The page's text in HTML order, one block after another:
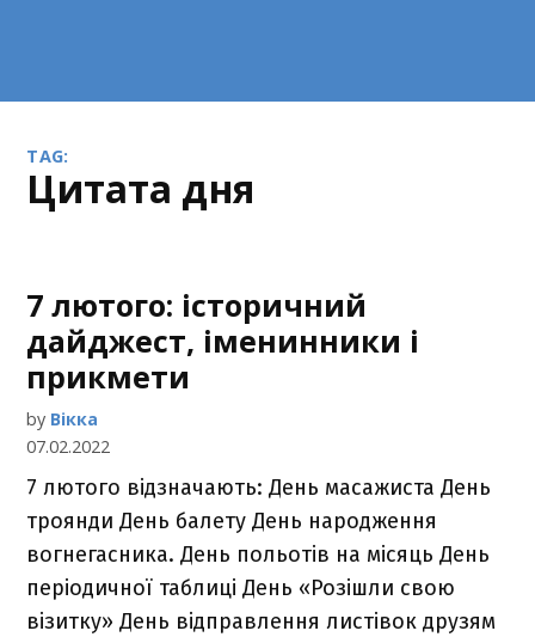
TAG:
цитата дня
7 лютого: історичний
дайджест, іменинники і
прикмети
by Вікка
07.02.2022
7 лютого відзначають: День масажиста День
троянди День балету День народження
вогнегасника. День польотів на місяць День
періодичної таблиці День «Розішли свою
візитку» День відправлення листівок друзям